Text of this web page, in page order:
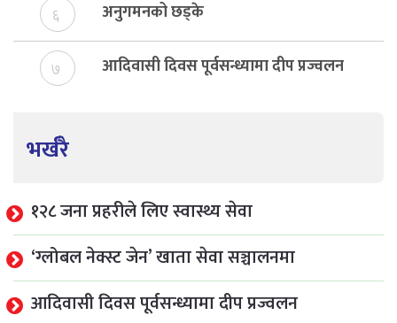
६ अनुगमनको छड्के
७ आदिवासी दिवस पूर्वसन्ध्यामा दीप प्रज्वलन
भर्खरै
१२८ जना प्रहरीले लिए स्वास्थ्य सेवा
‘ग्लोबल नेक्स्ट जेन’ खाता सेवा सञ्चालनमा
आदिवासी दिवस पूर्वसन्ध्यामा दीप प्रज्वलन